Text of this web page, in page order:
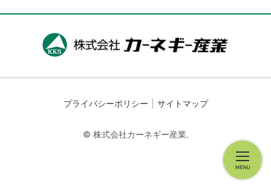
プライバシーポリシー サイトマップ
© 株式会社カーネギー産業.